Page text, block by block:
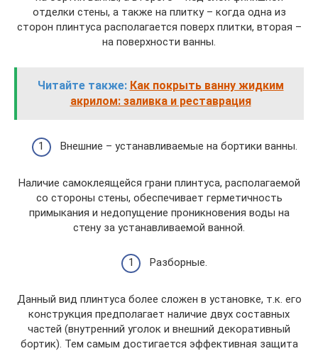
отделки стены, а также на плитку – когда одна из
сторон плинтуса располагается поверх плитки, вторая –
на поверхности ванны.
Читайте также: Как покрыть ванну жидким
акрилом: заливка и реставрация
Внешние – устанавливаемые на бортики ванны.
Наличие самоклеящейся грани плинтуса, располагаемой
со стороны стены, обеспечивает герметичность
примыкания и недопущение проникновения воды на
стену за устанавливаемой ванной.
Разборные.
Данный вид плинтуса более сложен в установке, т.к. его
конструкция предполагает наличие двух составных
частей (внутренний уголок и внешний декоративный
бортик). Тем самым достигается эффективная защита